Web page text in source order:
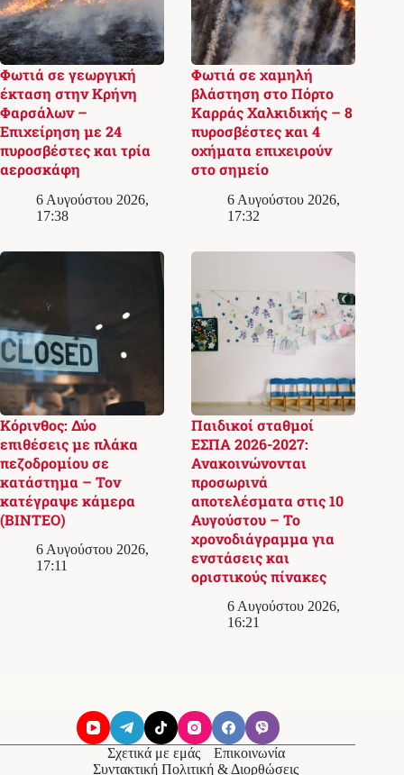
Φωτιά σε γεωργική
έκταση στην Κρήνη
Φαρσάλων –
Επιχείρηση με 24
πυροσβέστες και τρία
αεροσκάφη
6 Αυγούστου 2026,
17:38
Φωτιά σε χαμηλή
βλάστηση στο Πόρτο
Καρράς Χαλκιδικής – 8
πυροσβέστες και 4
οχήματα επιχειρούν
στο σημείο
6 Αυγούστου 2026,
17:32
Κόρινθος: Δύο
επιθέσεις με πλάκα
πεζοδρομίου σε
κατάστημα – Τον
κατέγραψε κάμερα
(ΒΙΝΤΕΟ)
6 Αυγούστου 2026,
17:11
Παιδικοί σταθμοί
ΕΣΠΑ 2026-2027:
Ανακοινώνονται
προσωρινά
αποτελέσματα στις 10
Αυγούστου – Το
χρονοδιάγραμμα για
ενστάσεις και
οριστικούς πίνακες
6 Αυγούστου 2026,
16:21
Σχετικά με εμάς
Επικοινωνία
Συντακτική Πολιτική & Διορθώσεις